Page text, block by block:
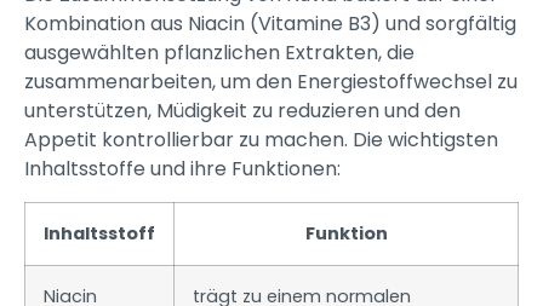
Kombination aus Niacin (Vitamine B3) und sorgfältig
ausgewählten pflanzlichen Extrakten, die
zusammenarbeiten, um den Energiestoffwechsel zu
unterstützen, Müdigkeit zu reduzieren und den
Appetit kontrollierbar zu machen. Die wichtigsten
Inhaltsstoffe und ihre Funktionen:
Inhaltsstoff Funktion
Niacin
trägt zu einem normalen